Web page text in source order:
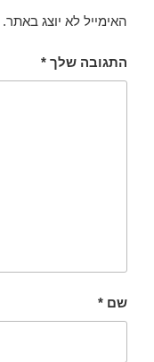
האימייל לא יוצג באתר.
התגובה שלך *
שם *